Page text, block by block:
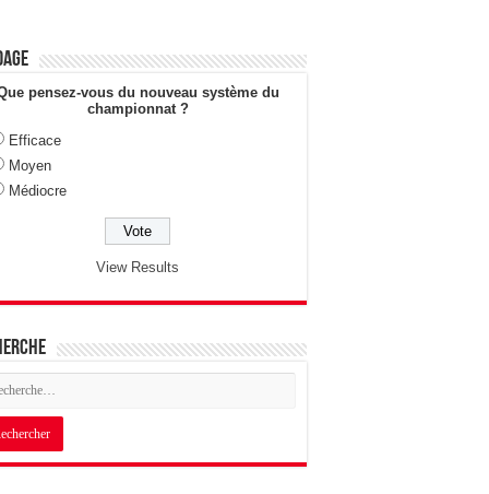
pensez-vous du nouveau système du
championnat ?
Efficace
Moyen
Médiocre
View Results